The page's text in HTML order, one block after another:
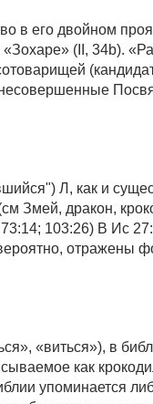
в его двойном
(II, 34b).
Л, как и
Змей, дракон,
103:26) В Ис
отражены
«виться»), в
как
упоминается